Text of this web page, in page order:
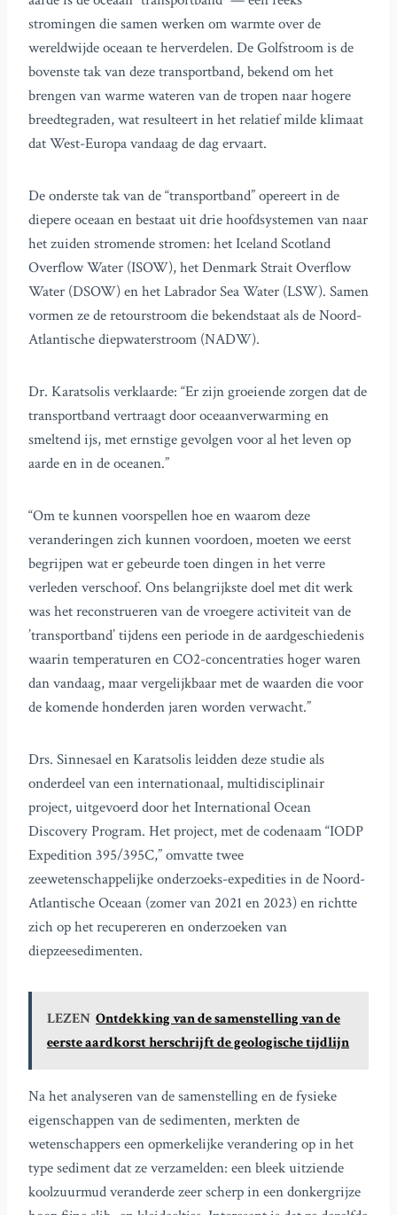
stromingen die samen werken om warmte over de
wereldwijde oceaan te herverdelen. De Golfstroom is de
bovenste tak van deze transportband, bekend om het
brengen van warme wateren van de tropen naar hogere
breedtegraden, wat resulteert in het relatief milde klimaat
dat West-Europa vandaag de dag ervaart.
De onderste tak van de “transportband” opereert in de
diepere oceaan en bestaat uit drie hoofdsystemen van naar
het zuiden stromende stromen: het Iceland Scotland
Overflow Water (ISOW), het Denmark Strait Overflow
Water (DSOW) en het Labrador Sea Water (LSW). Samen
vormen ze de retourstroom die bekendstaat als de Noord-
Atlantische diepwaterstroom (NADW).
Dr. Karatsolis verklaarde: “Er zijn groeiende zorgen dat de
transportband vertraagt door oceaanverwarming en
smeltend ijs, met ernstige gevolgen voor al het leven op
aarde en in de oceanen.”
“Om te kunnen voorspellen hoe en waarom deze
veranderingen zich kunnen voordoen, moeten we eerst
begrijpen wat er gebeurde toen dingen in het verre
verleden verschoof. Ons belangrijkste doel met dit werk
was het reconstrueren van de vroegere activiteit van de
’transportband’ tijdens een periode in de aardgeschiedenis
waarin temperaturen en CO2-concentraties hoger waren
dan vandaag, maar vergelijkbaar met de waarden die voor
de komende honderden jaren worden verwacht.”
Drs. Sinnesael en Karatsolis leidden deze studie als
onderdeel van een internationaal, multidisciplinair
project, uitgevoerd door het International Ocean
Discovery Program. Het project, met de codenaam “IODP
Expedition 395/395C,” omvatte twee
zeewetenschappelijke onderzoeks-expedities in de Noord-
Atlantische Oceaan (zomer van 2021 en 2023) en richtte
zich op het recupereren en onderzoeken van
diepzeesedimenten.
LEZEN Ontdekking van de samenstelling van de
eerste aardkorst herschrijft de geologische tijdlijn
Na het analyseren van de samenstelling en de fysieke
eigenschappen van de sedimenten, merkten de
wetenschappers een opmerkelijke verandering op in het
type sediment dat ze verzamelden: een bleek uitziende
koolzuurmud veranderde zeer scherp in een donkergrijze